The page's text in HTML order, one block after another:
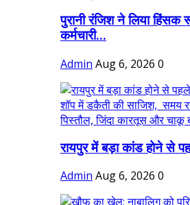
पुरानी रंजिश ने लिया हिंसक
कर्मचारी...
Admin Aug 6, 2026 0
रायपुर में बड़ा कांड होने से
Admin Aug 6, 2026 0